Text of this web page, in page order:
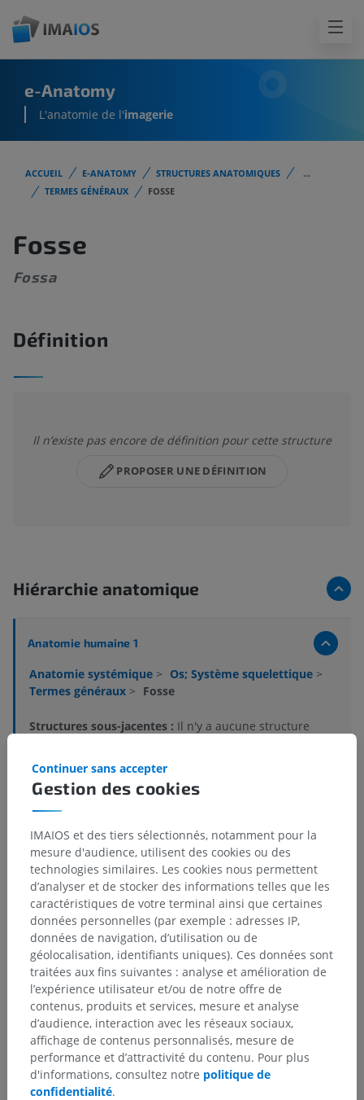
e-Anatomy
L'anatomie de l'imagerie
ACCUEIL E-ANATOMY STRUCTURES ANATOMIQUES
...
TERMES GÉNÉRAUX
FOSSE
Fosse
Fossa
Définition
Il n’existe pas encore de définition pour cette structure
PROPOSER UNE DÉFINITION
Hiérarchie anatomique
Anatomie humaine 1
Anatomie systémique > Os; Système squelettique >
Termes généraux > Fosse
Structures sous-jacentes : Il n'y a aucune structure
Anatomie comparée chez l’animal
Traductions
Vous avez vu une erreur ?
N’hésitez pas à nous suggérer une correction, une
traduction, une amélioration de contenu.
Signaler un problème
Gestion des cookies
Continuer sans accepter
IMAIOS et des tiers sélectionnés, notamment pour la
mesure d'audience, utilisent des cookies ou des
technologies similaires. Les cookies nous permettent
d’analyser et de stocker des informations telles que les
caractéristiques de votre terminal ainsi que certaines
données personnelles (par exemple : adresses IP,
données de navigation, d’utilisation ou de
géolocalisation, identifiants uniques). Ces données sont
traitées aux fins suivantes : analyse et amélioration de
l’expérience utilisateur et/ou de notre offre de
contenus, produits et services, mesure et analyse
d’audience, interaction avec les réseaux sociaux,
affichage de contenus personnalisés, mesure de
performance et d’attractivité du contenu. Pour plus
d'informations, consultez notre politique de
confidentialité.